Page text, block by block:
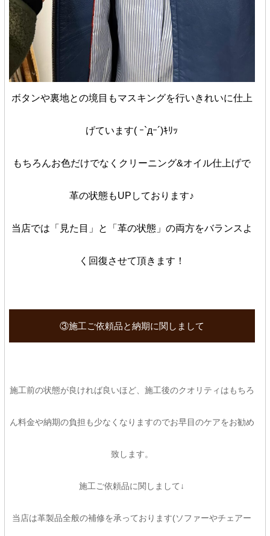
ボタンや裏地との境目もマスキングを行いきれいに仕上
げています( ｰ`дｰ´)ｷﾘｯ
もちろんお色だけでなくクリーニング&オイル仕上げで
革の状態もUPしております♪
当店では「見た目」と「革の状態」の両方をバランスよ
く回復させて頂きます！
③施工ご依頼品と納期に関しまして
施工前の状態が良ければ良いほど、施工後のクオリティはもちろ
ん料金や納期の負担も少なくなりますのでお早目のケアをお勧め
致します。
施工ご依頼品に関しまして↓
当店は革製品全般の補修を承っております(ソファーやチェアー